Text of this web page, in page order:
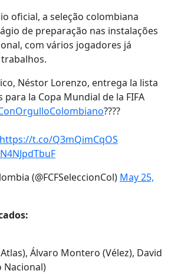
oficial, a seleção colombiana
de preparação nas instalações
com vários jogadores já
Néstor Lorenzo, entrega la lista
la Copa Mundial de la FIFA
????
https://t.co/Q3mQimCqOS
(@FCFSeleccionCol) May 25,
Álvaro Montero (Vélez), David
Nacional)